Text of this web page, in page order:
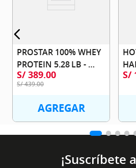
PROSTAR 100% WHEY
PROTEIN 5.28 LB -
ULTIMATE NUTRITION
S/ 389.00
S/439.00
AGREGAR
S/
¡Suscríbete